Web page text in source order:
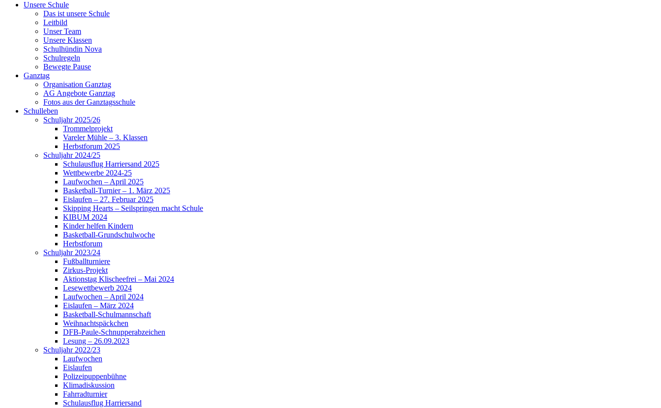
Unsere Schule
Das ist unsere Schule
Leitbild
Unser Team
Unsere Klassen
Schulhündin Nova
Schulregeln
Bewegte Pause
Ganztag
Organisation Ganztag
AG Angebote Ganztag
Fotos aus der Ganztagsschule
Schulleben
Schuljahr 2025/26
Trommelprojekt
Vareler Mühle – 3. Klassen
Herbstforum 2025
Schuljahr 2024/25
Schulausflug Harriersand 2025
Wettbewerbe 2024-25
Laufwochen – April 2025
Basketball-Turnier – 1. März 2025
Eislaufen – 27. Februar 2025
Skipping Hearts – Seilspringen macht Schule
KIBUM 2024
Kinder helfen Kindern
Basketball-Grundschulwoche
Herbstforum
Schuljahr 2023/24
Fußballturniere
Zirkus-Projekt
Aktionstag Klischeefrei – Mai 2024
Lesewettbewerb 2024
Laufwochen – April 2024
Eislaufen – März 2024
Basketball-Schulmannschaft
Weihnachtspäckchen
DFB-Paule-Schnupperabzeichen
Lesung – 26.09.2023
Schuljahr 2022/23
Laufwochen
Eislaufen
Polizeipuppenbühne
Klimadiskussion
Fahrradturnier
Schulausflug Harriersand